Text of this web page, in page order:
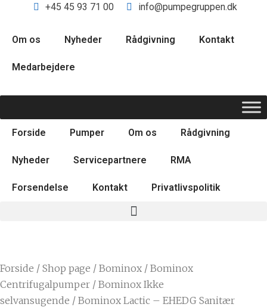
+45 45 93 71 00 info@pumpegruppen.dk
Om os Nyheder Rådgivning Kontakt
Medarbejdere
Forside Pumper Om os Rådgivning
Nyheder Servicepartnere RMA
Forsendelse Kontakt Privatlivspolitik
Forside / Shop page / Bominox / Bominox
Centrifugalpumper / Bominox Ikke
selvansugende / Bominox Lactic – EHEDG Sanitær